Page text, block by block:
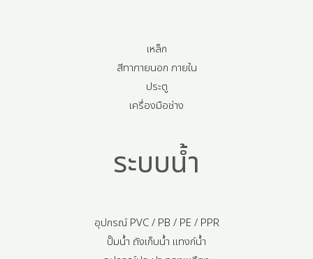
เหล็ก
สีทาภายนอก ภายใน
ประตู
เครื่องมือช่าง
ระบบน้ำ
อุปกรณ์ PVC / PB / PE / PPR
ปั๊มน้ำ ถังเก็บน้ำ แทงก์น้ำ